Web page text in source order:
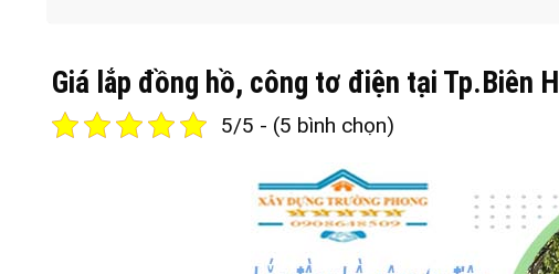
Giá lắp đồng hồ, công tơ điện tại Tp.Biên
5/5 - (5 bình chọn)